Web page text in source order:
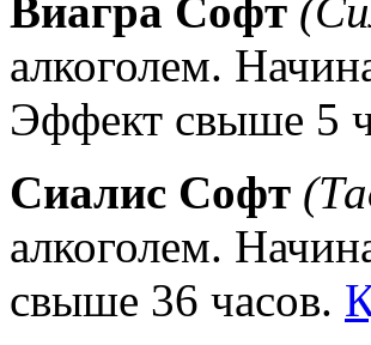
Виагра Софт
алкоголем.
Эффект свыше 5
Сиалис Софт
алкоголем.
свыше 36 часов.